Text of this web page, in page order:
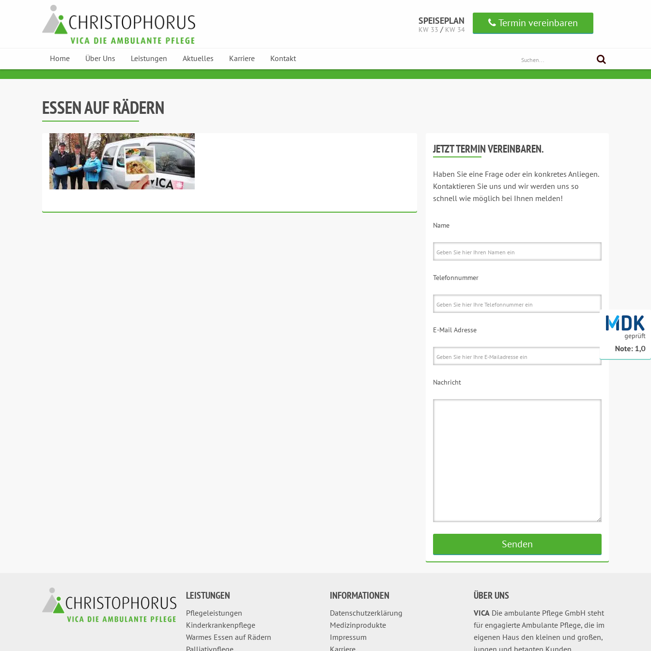
SPEISEPLAN
KW 33 / KW 34
Termin vereinbaren
Home Über Uns Leistungen Aktuelles Karriere Kontakt
ESSEN AUF RÄDERN
JETZT TERMIN VEREINBAREN.
Haben Sie eine Frage oder ein konkretes Anliegen.
Kontaktieren Sie uns und wir werden uns so
schnell wie möglich bei Ihnen melden!
Name
Telefonnummer
E-Mail Adresse
Nachricht
LEISTUNGEN
Pflegeleistungen
Kinderkrankenpflege
Warmes Essen auf Rädern
INFORMATIONEN
Datenschutzerklärung
Medizinprodukte
Impressum
ÜBER UNS
VICADie ambulante Pflege GmbH steht
für engagierte Ambulante Pflege, die im
eigenen Haus den kleinen und großen,